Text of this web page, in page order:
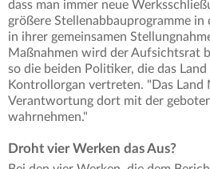
dass man immer neue
größere Stellenabbauprogramme in
in ihrer gemeinsamen
Maßnahmen wird der Aufsichtsrat
so die beiden Politiker, die das
Kontrollorgan vertreten. "Das Land
Verantwortung dort mit der
wahrnehmen."
Droht vier Werken das Aus?